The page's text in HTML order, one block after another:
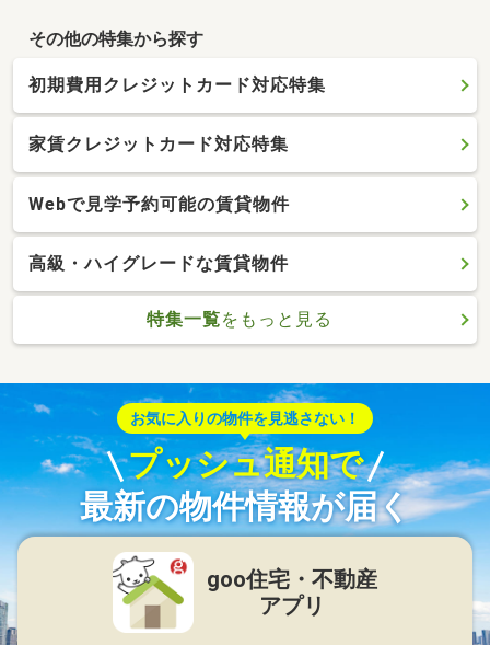
その他の特集から探す
初期費用クレジットカード対応特集
家賃クレジットカード対応特集
Webで見学予約可能の賃貸物件
高級・ハイグレードな賃貸物件
特集一覧をもっと見る
お気に入りの物件を見逃さない！
プッシュ通知で
最新の物件情報が届く
goo住宅・不動産
アプリ